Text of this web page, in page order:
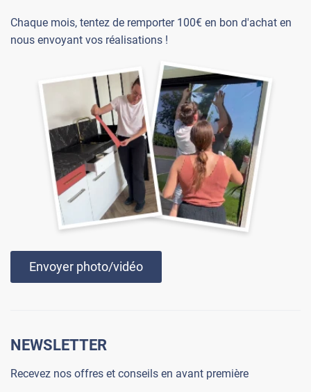
Chaque mois, tentez de remporter 100€ en bon d'achat en
nous envoyant vos réalisations !
Envoyer photo/vidéo
NEWSLETTER
Recevez nos offres et conseils en avant première